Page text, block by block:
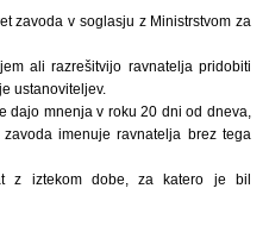
zavoda v soglasju z Ministrstvom za
ali razrešitvijo ravnatelja pridobiti
ustanoviteljev.
dajo mnenja v roku 20 dni od dneva,
imenuje ravnatelja brez tega
z iztekom dobe, za katero je bil